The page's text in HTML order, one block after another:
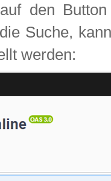
den
Suche,
werden: